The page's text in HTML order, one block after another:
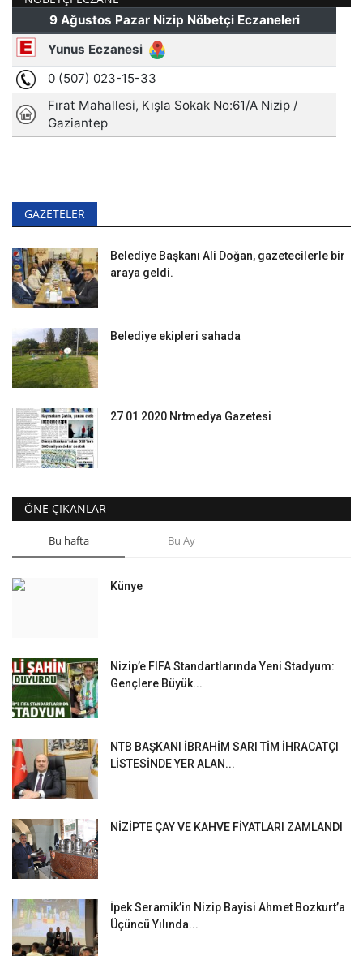
GAZETELER
Belediye Başkanı Ali Doğan, gazetecilerle bir
araya geldi.
Belediye ekipleri sahada
27 01 2020 Nrtmedya Gazetesi
ÖNE ÇIKANLAR
Bu hafta Bu Ay
Künye
Nizip’e FIFA Standartlarında Yeni Stadyum:
Gençlere Büyük...
NTB BAŞKANI İBRAHİM SARI TİM İHRACATÇI
LİSTESİNDE YER ALAN...
NİZİPTE ÇAY VE KAHVE FİYATLARI ZAMLANDI
İpek Seramik’in Nizip Bayisi Ahmet Bozkurt’a
Üçüncü Yılında...